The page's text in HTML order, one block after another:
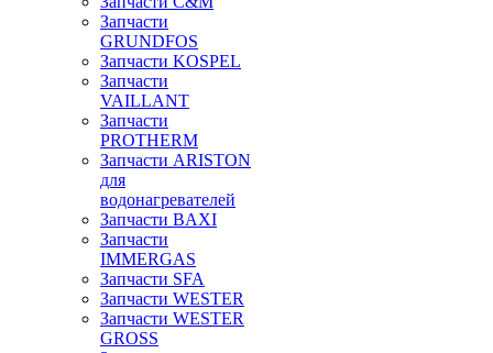
Запчасти
GRUNDFOS
Запчасти KOSPEL
Запчасти
VAILLANT
Запчасти
PROTHERM
Запчасти ARISTON
для
водонагревателей
Запчасти BAXI
Запчасти
IMMERGAS
Запчасти SFA
Запчасти WESTER
Запчасти WESTER
GROSS